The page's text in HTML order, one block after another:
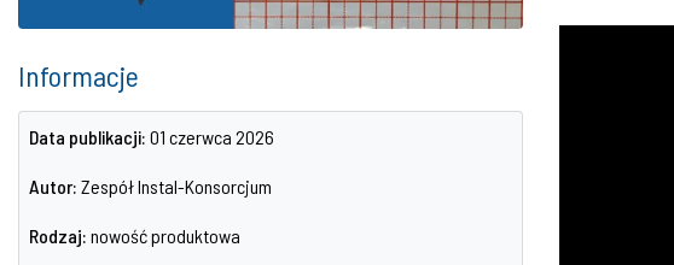
Informacje
Data publikacji: 01 czerwca 2026
Autor: Zespół Instal-Konsorcjum
Rodzaj: nowość produktowa